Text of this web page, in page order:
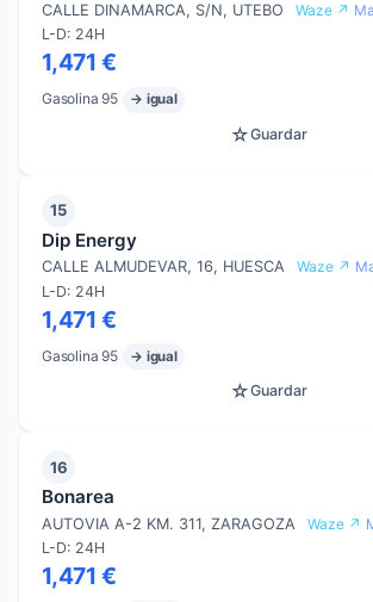
CALLE DINAMARCA, S/N, UTEBO Waze ↗
L-D: 24H
1,471 €
Gasolina 95 → igual
☆Guardar
15
Dip Energy
CALLE ALMUDEVAR, 16, HUESCA Waze ↗
L-D: 24H
1,471 €
Gasolina 95 → igual
☆Guardar
16
Bonarea
AUTOVIA A-2 KM. 311, ZARAGOZA Waze ↗
L-D: 24H
1,471 €